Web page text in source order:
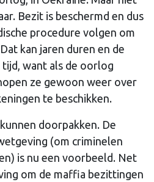
Bezit is beschermd en dus
procedure volgen om
kan jaren duren en de
tijd, want als de oorlog
ze gewoon weer over
te beschikken.
doorpakken. De
(om criminelen
is nu een voorbeeld. Net
om de maffia bezittingen